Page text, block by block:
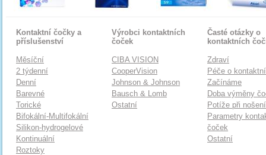
Kontaktní čočky a
příslušenství
Měsíční
2 týdenní
Denní
Barevné
Torické
Bifokální-Multifokální
Silikon-hydrogelové
Kontinuální
Roztoky
Výrobci kontaktních
čoček
CIBA VISION
CooperVision
Johnson & Johnson
Bausch & Lomb
Ostatní
Časté otázky o
kontaktních
Zdraví
Péče o
Začínáme
Doba výměny
Potíže při
Parametry
čoček
Ostatní